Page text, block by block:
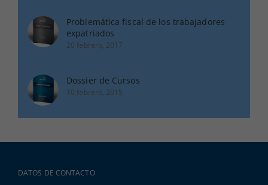
Problemática fiscal de los trabajadores
expatriados
20 febrero, 2017
Dossier de Cursos
10 febrero, 2015
DATOS DE CONTACTO